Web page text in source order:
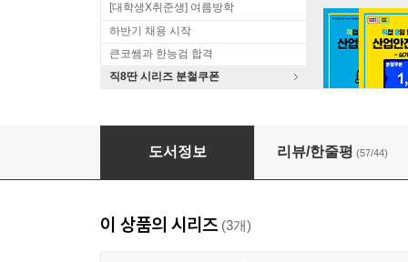
[대학생X취준생] 여름방학
하반기 채용 시작
큰코쌤과 한능검 합격
직8딴 시리즈 분철쿠폰
서경석 한국사능력검정 심화 세트
도서정보 리뷰/한줄평 (57/44)
이 상품의 시리즈 (3개)